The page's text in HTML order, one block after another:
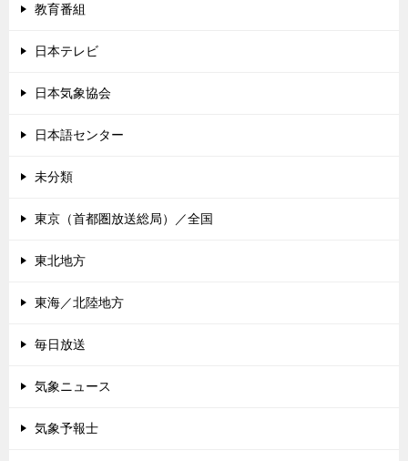
教育番組
日本テレビ
日本気象協会
日本語センター
未分類
東京（首都圏放送総局）／全国
東北地方
東海／北陸地方
毎日放送
気象ニュース
気象予報士